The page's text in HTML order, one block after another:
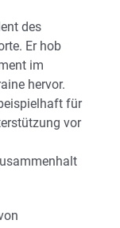
des
Er hob
im
hervor.
für
vor